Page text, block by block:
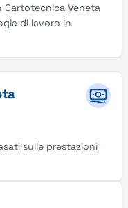
Cartotecnica Veneta
di lavoro in
sulle prestazioni